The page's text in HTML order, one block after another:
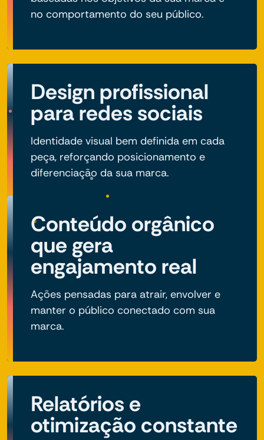
no comportamento do seu público.
Design profissional
para redes sociais
Identidade visual bem definida em cada
peça, reforçando posicionamento e
diferenciação da sua marca.
Conteúdo orgânico
que gera
engajamento real
Ações pensadas para atrair, envolver e
manter o público conectado com sua
marca.
Relatórios e
otimização constante